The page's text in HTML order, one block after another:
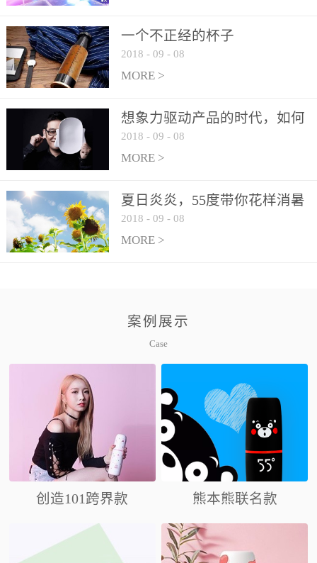
一个不正经的杯子
2018 - 09 - 08
MORE >
想象力驱动产品的时代，如何
讲好中国故事？
2018 - 09 - 08
MORE >
夏日炎炎，55度带你花样消暑
2018 - 09 - 08
MORE >
案例展示
Case
创造101跨界款 熊本熊联名款